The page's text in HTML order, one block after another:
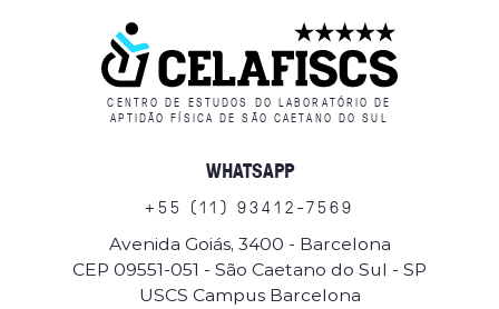
CENTRO DE ESTUDOS DO LABORATÓRIO DE
APTIDÃO FÍSICA DE SÃO CAETANO DO SUL
WHATSAPP
+55 (11 ) 9341 2-7569
Avenida Goiás, 3400 - Barcelona
CEP 09551-051 - São Caetano do Sul - SP
USCS Campus Barcelona